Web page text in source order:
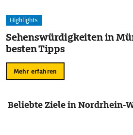
Highlights
Sehenswürdigkeiten in
besten Tipps
Mehr erfahren
Beliebte Ziele in Nordrhein-